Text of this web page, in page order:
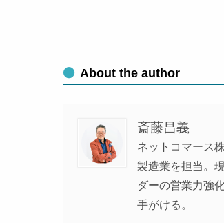
About the author
斎藤昌義
ネットコマース
製造業を担当。
ダーの営業力強
手がける。